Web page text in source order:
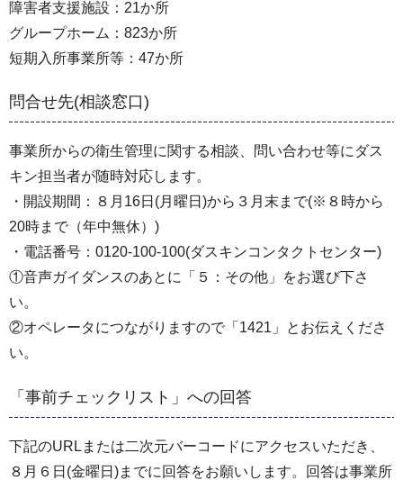
障害者支援施設：21か所
グループホーム：823か所
短期入所事業所等：47か所
問合せ先(相談窓口)
事業所からの衛生管理に関する相談、問い合わせ等にダス
キン担当者が随時対応します。
・開設期間：８月16日(月曜日)から３月末まで(※８時から
20時まで（年中無休）)
・電話番号：0120-100-100(ダスキンコンタクトセンター)
①音声ガイダンスのあとに「５：その他」をお選び下さ
い。
②オペレータにつながりますので「1421」とお伝えくださ
い。
「事前チェックリスト」への回答
下記のURLまたは二次元バーコードにアクセスいただき、
８月６日(金曜日)までに回答をお願いします。回答は事業所